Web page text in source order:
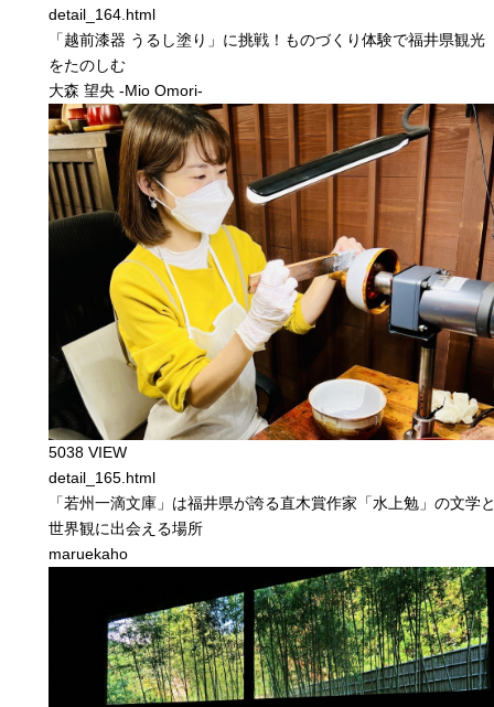
detail_164.html
「越前漆器 うるし塗り」に挑戦！ものづくり体験で福井県観光
をたのしむ
大森 望央 -Mio Omori-
5038 VIEW
detail_165.html
「若州一滴文庫」は福井県が誇る直木賞作家「水上勉」の文学
世界観に出会える場所
maruekaho